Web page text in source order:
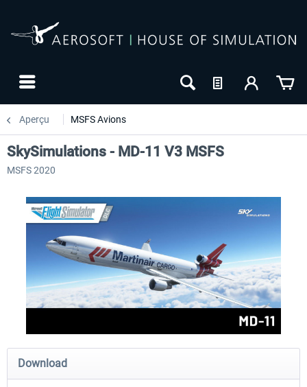
Aperçu MSFS Avions
FlightSim Studio - E-Jets 170/175
SkySimulations - MD-11 V3 MSFS
MSFS 2020
Download